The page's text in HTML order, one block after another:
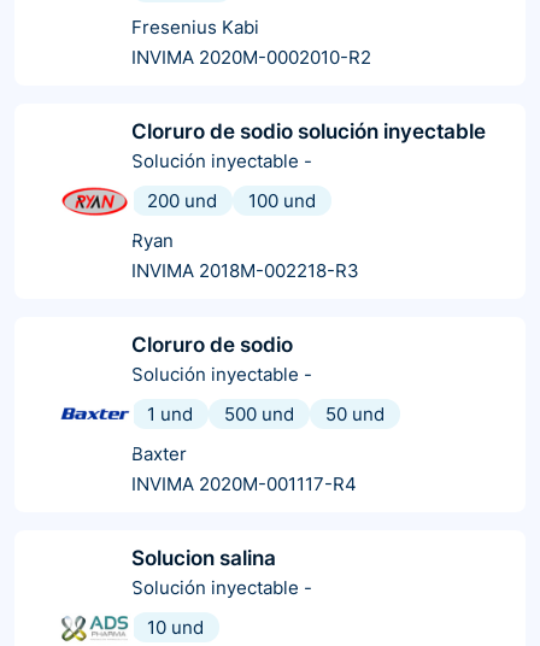
Fresenius Kabi
INVIMA 2020M-0002010-R2
Cloruro de sodio solución inyectable
Solución inyectable -
200 und
100 und
Ryan
INVIMA 2018M-002218-R3
Cloruro de sodio
Solución inyectable -
1 und
500 und
50 und
Baxter
INVIMA 2020M-001117-R4
Solucion salina
Solución inyectable -
10 und